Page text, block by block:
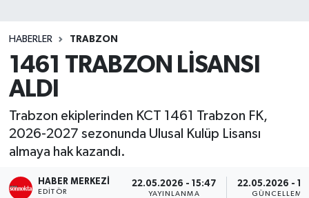
HABERLER TRABZON
1461 TRABZON LİSANSI
ALDI
Trabzon ekiplerinden KCT 1461 Trabzon FK,
2026-2027 sezonunda Ulusal Kulüp Lisansı
almaya hak kazandı.
HABER MERKEZI
EDITÖR
22.05.2026 - 15:47
YAYINLANMA
22.05.2026 -
GÜNCELLEME
Teknoloji
TRABZON
TRABZONSPOR